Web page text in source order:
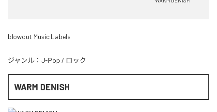
blowout Music Labels
ジャンル： J-Pop / ロック
WARM DENISH